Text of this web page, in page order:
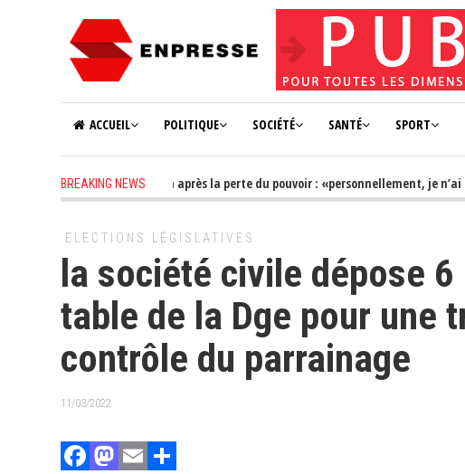
ACCUEIL POLITIQUE SOCIÉTÉ SANTÉ SPORT
BREAKING NEWS
2 years ago - Farba Ngom après la perte du pouvoir : «personnellement, je n’ai
ELECTIONS LÉGISLATIVES
la société civile dépose
table de la Dge pour une
contrôle du parrainage
11/03/2022
Facebook
Mastodon
Email